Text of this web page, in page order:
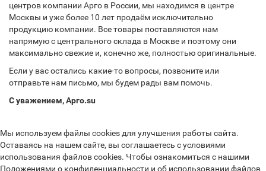
центров компании Арго в России, мы находимся в центре
Москвы и уже более 10 лет продаём исключительно
продукцию компании. Все товары поставляются нам
напрямую с центрального склада в Москве и поэтому они
максимально свежие и, конечно же, полностью оригинальные.
Если у вас остались какие-то вопросы, позвоните или
отправьте нам письмо, мы будем рады вам помочь.
С уважением, Арго.su
Мы используем файлы cookies для улучшения работы сайта.
Оставаясь на нашем сайте, вы соглашаетесь с условиями
использования файлов cookies. Чтобы ознакомиться с нашими
Положениями о конфиденциальности и об использовании файлов